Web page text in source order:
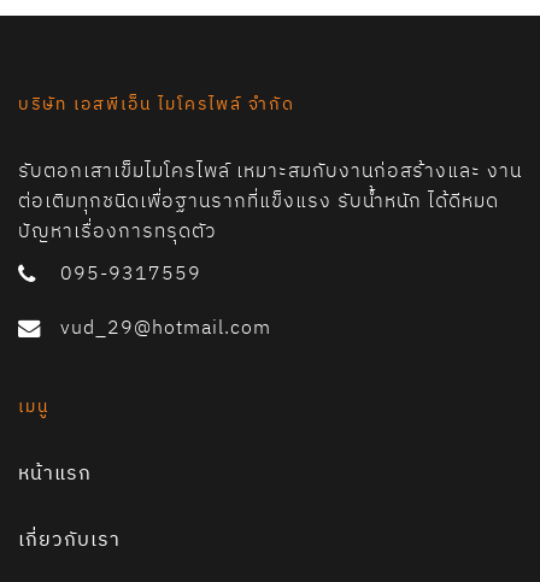
บริษัท เอสพีเอ็น ไมโครไพล์ จำกัด
รับตอกเสาเข็มไมโครไพล์ เหมาะสมกับงานก่อสร้างและ งาน
ต่อเติมทุกชนิดเพื่อฐานรากที่แข็งแรง รับน้ำหนัก ได้ดีหมด
ปัญหาเรื่องการทรุดตัว
095-9317559
vud_29@hotmail.com
เมนู
หน้าแรก
เกี่ยวกับเรา